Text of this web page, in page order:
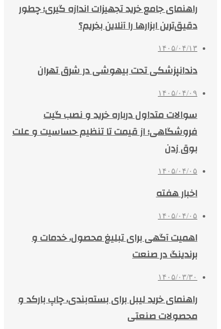
راهنمای جامع خرید تجهیزات اندازه گیری؛ چطور
دقیق‌ترین ابزارها را آنلاین بخریم؟
۱۴۰۵/۰۴/۱۳
دندانپزشکی تحت بیهوشی در شرق تهران
۱۴۰۵/۰۴/۰۹
سوالات متداول درباره خرید و نصب گیت
فروشگاهی؛ از قیمت تا تنظیم حساسیت و علت
بوق زدن
۱۴۰۵/۰۴/۰۵
اخبار هفته
۱۴۰۵/۰۴/۰۵
اهمیت آگهی برای تبلیغ محصول، خدمات و
برندینگ در صنعت
۱۴۰۵/۰۳/۳۰
راهنمای خرید لیبل برای بسته‌بندی، چاپ بارکد و
محصولات صنعتی